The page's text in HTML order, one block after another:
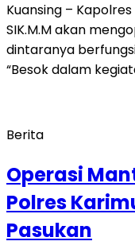
Kuansing –
SIK.M.M akan
dintaranya
“Besok dalam
Berita
Operasi
Polres
Pasukan